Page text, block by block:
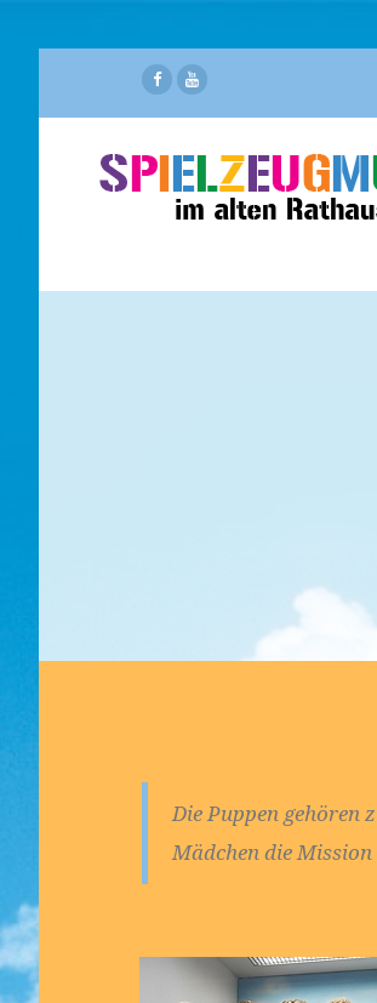
Die Puppen gehören
Mädchen die